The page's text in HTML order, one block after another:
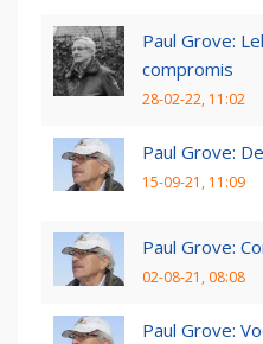
Paul Grove:
compromis
28-02-22, 11:02
Paul Grove:
15-09-21, 11:09
Paul Grove:
02-08-21, 08:08
Paul Grove: